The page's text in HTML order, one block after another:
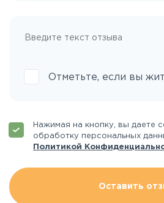
Отметьте, если вы
Нажимая на кнопку, вы даете
обработку персональных
Политикой
Оставить